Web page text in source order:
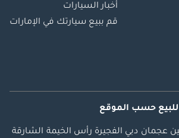
أخبار السيارات
قم ببيع سيارتك في الإمارات
للبيع حسب الموقع
عجمان دبي الفجيرة رأس الخيمة الشارقة